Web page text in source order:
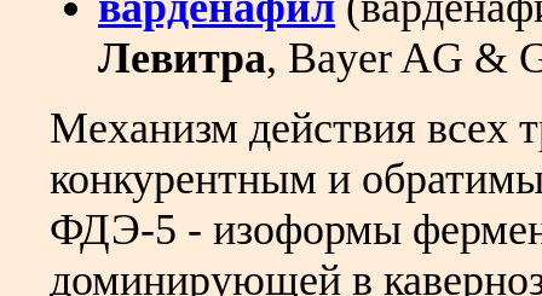
Левитра, Bayer AG &
Механизм действия всех
конкурентным и
ФДЭ-5 - изоформы
доминирующей в